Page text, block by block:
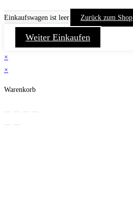
Einkaufswagen ist leer Zurück zum Shop
Weiter Einkaufen
×
×
Warenkorb